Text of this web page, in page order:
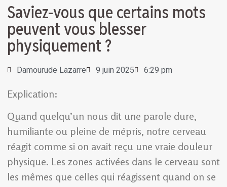
Saviez-vous que certains mots
peuvent vous blesser
physiquement ?
Damourude Lazarre 9 juin 2025 6:29 pm
Explication:
Quand quelqu’un nous dit une parole dure,
humiliante ou pleine de mépris, notre cerveau
réagit comme si on avait reçu une vraie douleur
physique. Les zones activées dans le cerveau sont
les mêmes que celles qui réagissent quand on se